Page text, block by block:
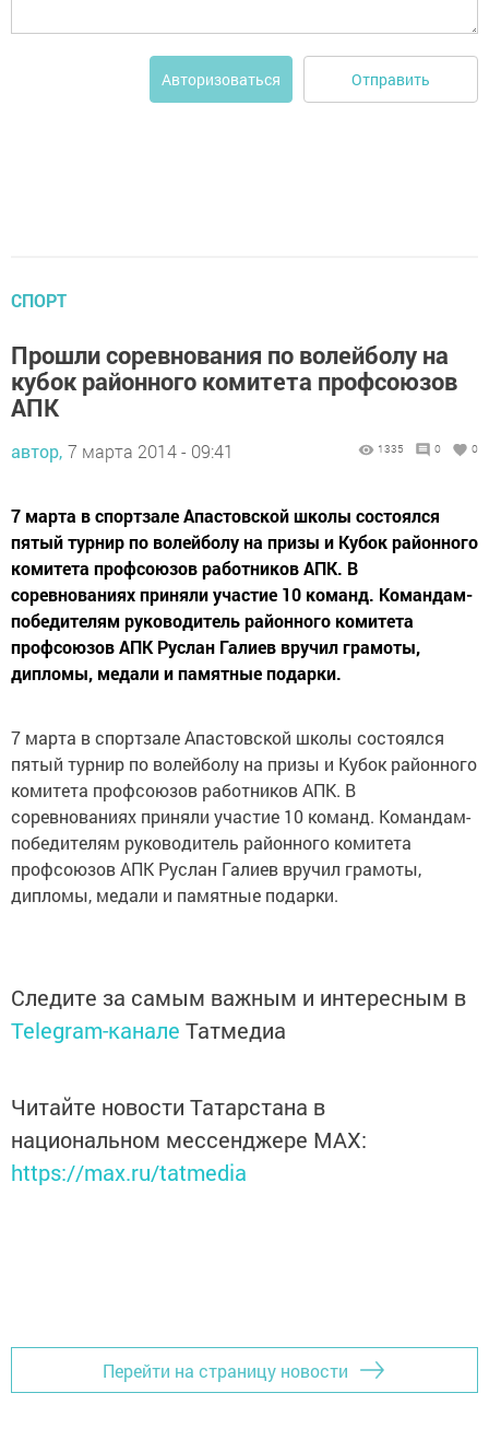
Авторизоваться Отправить
СПОРТ
Прошли соревнования по волейболу на
кубок районного комитета профсоюзов
АПК
автор, 7 марта 2014 - 09:41 1335 0 0
7 марта в спортзале Апастовской школы состоялся
пятый турнир по волейболу на призы и Кубок районного
комитета профсоюзов работников АПК. В
соревнованиях приняли участие 10 команд. Командам-
победителям руководитель районного комитета
профсоюзов АПК Руслан Галиев вручил грамоты,
дипломы, медали и памятные подарки.
7 марта в спортзале Апастовской школы состоялся
пятый турнир по волейболу на призы и Кубок районного
комитета профсоюзов работников АПК. В
соревнованиях приняли участие 10 команд. Командам-
победителям руководитель районного комитета
профсоюзов АПК Руслан Галиев вручил грамоты,
дипломы, медали и памятные подарки.
Следите за самым важным и интересным в
Telegram-канале Татмедиа
Читайте новости Татарстана в
национальном мессенджере MАХ:
https://max.ru/tatmedia
Перейти на страницу новости